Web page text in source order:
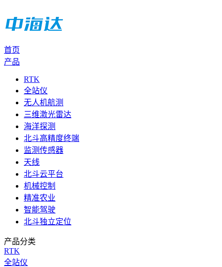
首页
产品
RTK
全站仪
无人机航测
三维激光雷达
海洋探测
北斗高精度终端
监测传感器
天线
北斗云平台
机械控制
精准农业
智能驾驶
北斗独立定位
产品分类
RTK
全站仪